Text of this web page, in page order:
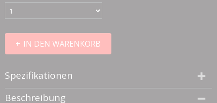
IN DEN WARENKORB
Spezifikationen
Größe (l,b,h)
Beschreibung